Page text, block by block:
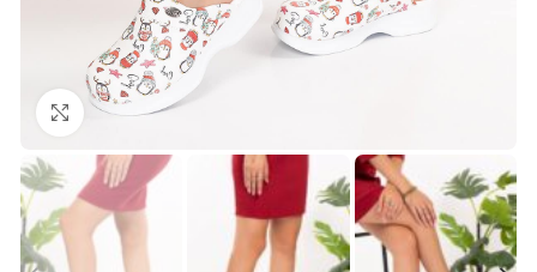
Büyütmek için tıklayın